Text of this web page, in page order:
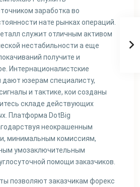
заработка во
нате рынках операций.
служит отличным активом
нестабильности а еще
получите и
Интернационалистские
юзерам специалисту,
и тактике, кои созданы
складе действующих
Платформа DotBig
неокрашенным
минимальным комиссиям,
умозаключительным
помощи заказчиков.
позволяют заказчикам форекс